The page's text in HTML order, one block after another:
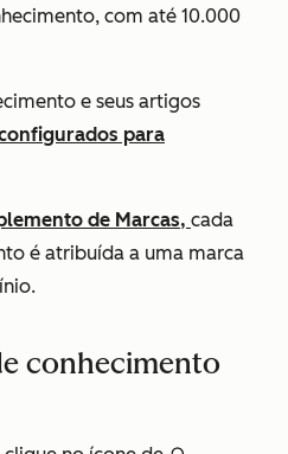
com até 10.000
e seus artigos
para
de Marcas, cada
é atribuída a uma marca
conhecimento